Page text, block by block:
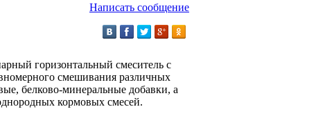
Написать сообщение
горизонтальный смеситель с
смешивания различных
белково-минеральные добавки, а
кормовых смесей.